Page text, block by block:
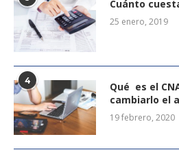
Cuánto
25 enero, 2019
4
Qué es el
cambiarlo el
19 febrero, 2020